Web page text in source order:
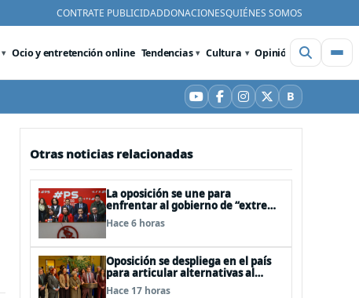
CONTRATE PUBLICIDADDONACIONESQUIÉNES SOMOS
Ocio y entretención online Tendencias Cultura Opinión Videos
YouTube
Facebook
Instagram
X BBluesky
Otras noticias relacionadas
La oposición se une para
enfrentar al gobierno de “extrema
derecha” de Kast
Hace 6 horas
Oposición se despliega en el país
para articular alternativas al
Gobierno
Hace 17 horas